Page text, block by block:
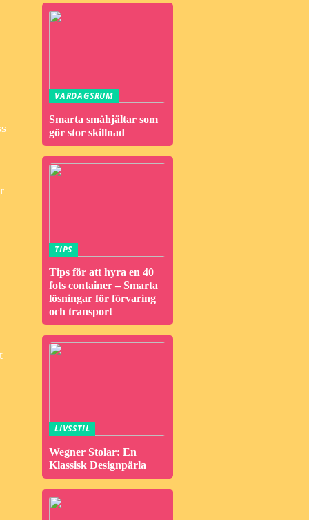
VARDAGSRUM
Smarta småhjältar som
gör stor skillnad
TIPS
Tips för att hyra en 40
fots container – Smarta
lösningar för förvaring
och transport
LIVSSTIL
Wegner Stolar: En
Klassisk Designpärla